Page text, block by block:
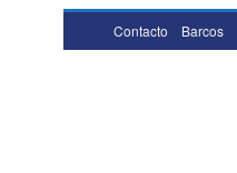
Contacto Barcos